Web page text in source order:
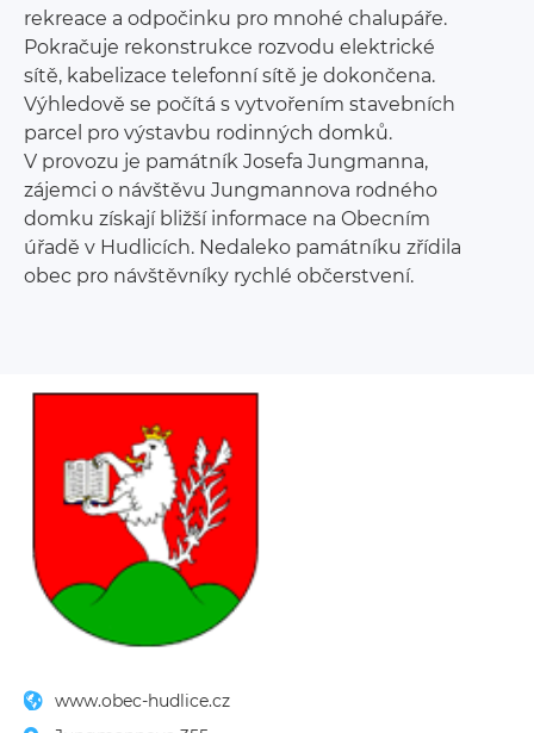
rekreace a odpočinku pro mnohé chalupáře.
Pokračuje rekonstrukce rozvodu elektrické
sítě, kabelizace telefonní sítě je dokončena.
Výhledově se počítá s vytvořením stavebních
parcel pro výstavbu rodinných domků.
V provozu je památník Josefa Jungmanna,
zájemci o návštěvu Jungmannova rodného
domku získají bližší informace na Obecním
úřadě v Hudlicích. Nedaleko památníku zřídila
obec pro návštěvníky rychlé občerstvení.
www.obec-hudlice.cz